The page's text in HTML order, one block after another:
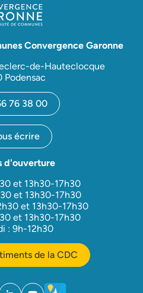
Convergence Garonne
de-Hauteclocque
Podensac
76 38 00
écrire
d'ouverture
et 13h30-17h30
et 13h30-17h30
et 13h30-17h30
et 13h30-17h30
: 9h-12h30
de la CDC